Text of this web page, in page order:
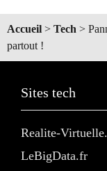
Accueil > Tech >
partout !
Sites tech
Realite-
LeBigData.fr